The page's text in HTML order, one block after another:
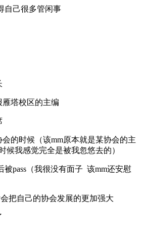
自己很多管闲事
塔校区的主编
的时候（该mm原本就是某协会的主
候我感觉完全是被我忽悠去的）
被pass（我很没有面子 该mm还安慰
把自己的协会发展的更加强大